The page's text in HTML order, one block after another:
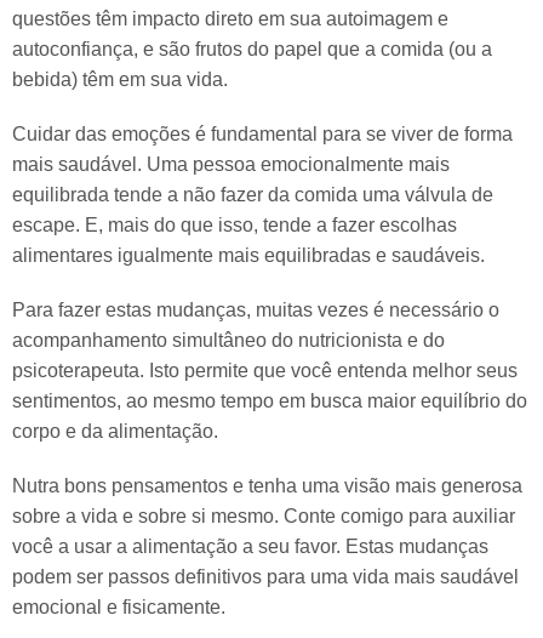
questões têm impacto direto em sua autoimagem e
autoconfiança, e são frutos do papel que a comida (ou a
bebida) têm em sua vida.
Cuidar das emoções é fundamental para se viver de forma
mais saudável. Uma pessoa emocionalmente mais
equilibrada tende a não fazer da comida uma válvula de
escape. E, mais do que isso, tende a fazer escolhas
alimentares igualmente mais equilibradas e saudáveis.
Para fazer estas mudanças, muitas vezes é necessário o
acompanhamento simultâneo do nutricionista e do
psicoterapeuta. Isto permite que você entenda melhor seus
sentimentos, ao mesmo tempo em busca maior equilíbrio do
corpo e da alimentação.
Nutra bons pensamentos e tenha uma visão mais generosa
sobre a vida e sobre si mesmo. Conte comigo para auxiliar
você a usar a alimentação a seu favor. Estas mudanças
podem ser passos definitivos para uma vida mais saudável
emocional e fisicamente.